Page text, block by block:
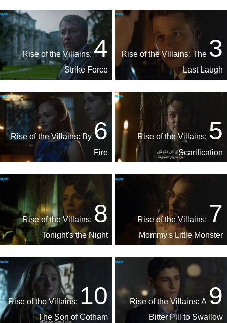
3
Rise of the Villains: The
Last Laugh
4
Rise of the Villains:
Strike Force
5
Rise of the Villains:
Scarification
6
Rise of the Villains: By
Fire
7
Rise of the Villains:
Mommy's Little Monster
8
Rise of the Villains:
Tonight's the Night
9
Rise of the Villains: A
Bitter Pill to Swallow
10
Rise of the Villains:
The Son of Gotham